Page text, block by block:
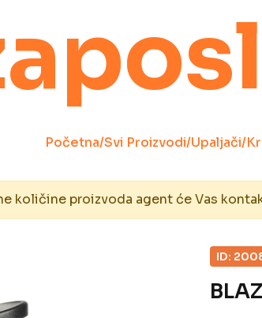
Početna/Svi Proizvodi/Upaljači/
količine proizvoda agent će Vas
ID: